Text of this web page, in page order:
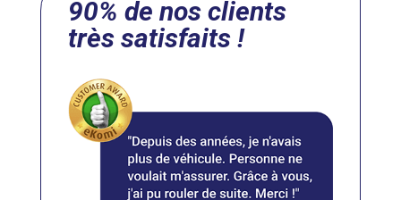
très satisfaits !